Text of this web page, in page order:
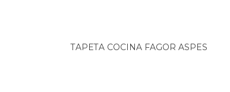
TAPETA COCINA FAGOR ASPES